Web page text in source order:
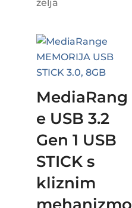
želja
MediaRang
e USB 3.2
Gen 1 USB
STICK s
kliznim